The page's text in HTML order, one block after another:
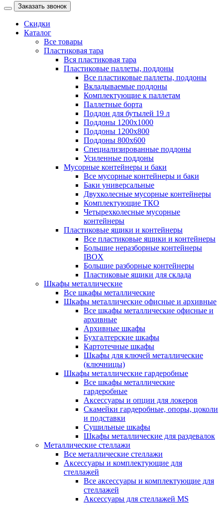
Заказать звонок
Скидки
Каталог
Все товары
Пластиковая тара
Вся пластиковая тара
Пластиковые паллеты, поддоны
Все пластиковые паллеты, поддоны
Вкладываемые поддоны
Комплектующие к паллетам
Паллетные борта
Поддон для бутылей 19 л
Поддоны 1200х1000
Поддоны 1200х800
Поддоны 800х600
Специализированные поддоны
Усиленные поддоны
Мусорные контейнеры и баки
Все мусорные контейнеры и баки
Баки универсальные
Двухколесные мусорные контейнеры
Комплектующие ТКО
Четырехколесные мусорные
контейнеры
Пластиковые ящики и контейнеры
Все пластиковые ящики и контейнеры
Большие неразборные контейнеры
IBOX
Большие разборные контейнеры
Пластиковые ящики для склада
Шкафы металлические
Все шкафы металлические
Шкафы металлические офисные и архивные
Все шкафы металлические офисные и
архивные
Архивные шкафы
Бухгалтерские шкафы
Картотечные шкафы
Шкафы для ключей металлические
(ключницы)
Шкафы металлические гардеробные
Все шкафы металлические
гардеробные
Аксессуары и опции для локеров
Скамейки гардеробные, опоры, цоколи
и подставки
Сушильные шкафы
Шкафы металлические для раздевалок
Металлические стеллажи
Все металлические стеллажи
Аксессуары и комплектующие для
стеллажей
Все аксессуары и комплектующие для
стеллажей
Аксессуары для стеллажей MS